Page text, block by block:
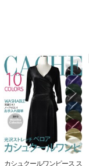
カシュクールワンピース ス